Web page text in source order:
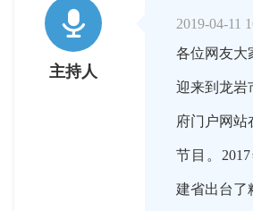

主持人
2019-04-11
各位网友大
迎来到龙岩
府门户网站
节目。
建省出台了